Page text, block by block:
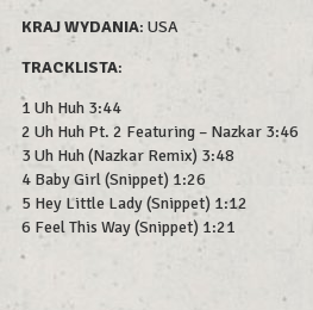
KRAJ WYDANIA: USA
TRACKLISTA:
1 Uh Huh 3:44
2 Uh Huh Pt. 2 Featuring – Nazkar 3:46
3 Uh Huh (Nazkar Remix) 3:48
4 Baby Girl (Snippet) 1:26
5 Hey Little Lady (Snippet) 1:12
6 Feel This Way (Snippet) 1:21